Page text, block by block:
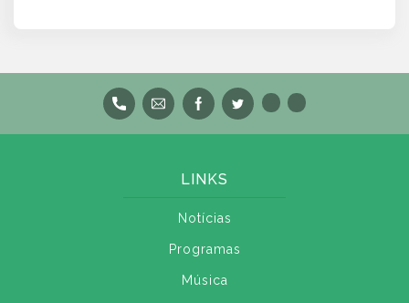
LINKS
Notícias
Programas
Música